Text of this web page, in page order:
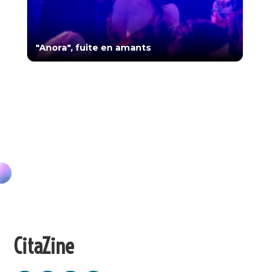
"Anora", fuite en amants
CitaZine